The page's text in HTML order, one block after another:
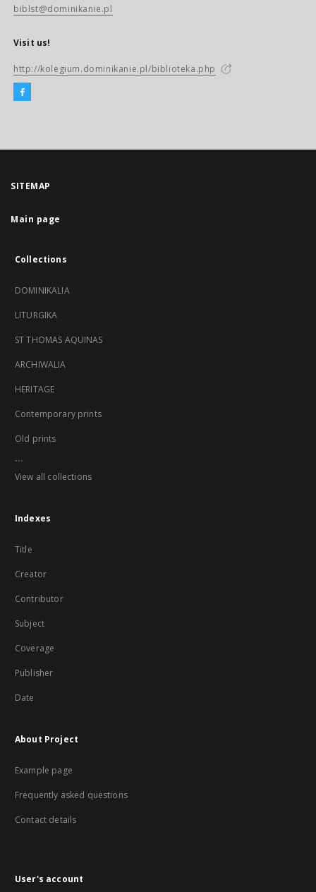
biblst@dominikanie.pl
Visit us!
http://kolegium.dominikanie.pl/biblioteka.php
SITEMAP
Main page
Collections
DOMINIKALIA
LITURGIKA
ST THOMAS AQUINAS
ARCHIWALIA
HERITAGE
Contemporary prints
Old prints
...
View all collections
Indexes
Title
Creator
Contributor
Subject
Coverage
Publisher
Date
About Project
Example page
Frequently asked questions
Contact details
User's account